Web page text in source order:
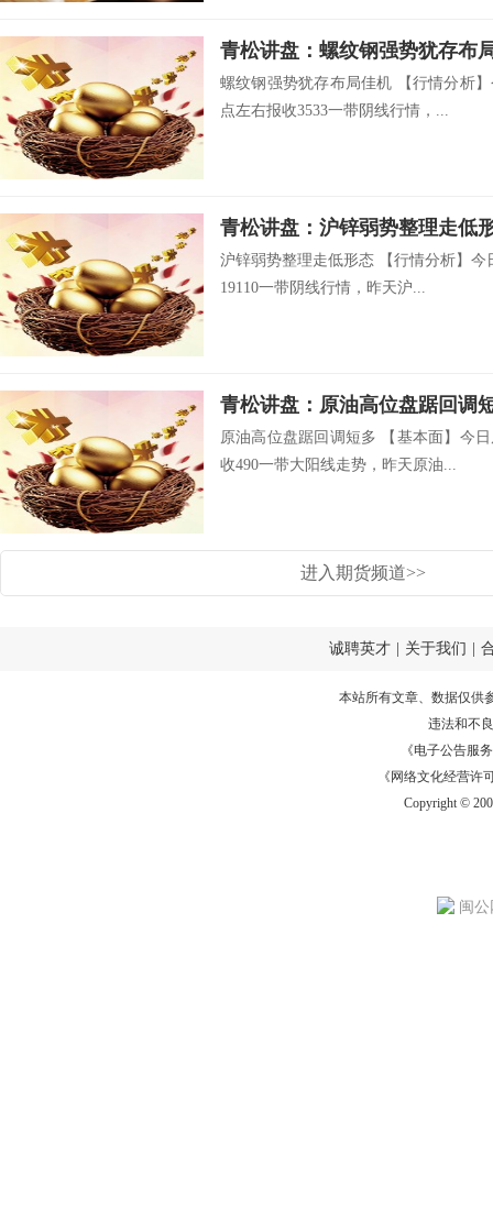
青松讲盘：螺纹钢强势犹存布
螺纹钢强势犹存布局佳机 【行情分析
点左右报收3533一带阴线行情，...
青松讲盘：沪锌弱势整理走低
沪锌弱势整理走低形态 【行情分析】今
19110一带阴线行情，昨天沪...
青松讲盘：原油高位盘踞回调
原油高位盘踞回调短多 【基本面】今
收490一带大阳线走势，昨天原油...
进入期货频道>>
诚聘英才 关于我们
本站所有文章、数据仅供
违法和不
《电子公告服务
《网络文化经营许
Copyright ©
闽公